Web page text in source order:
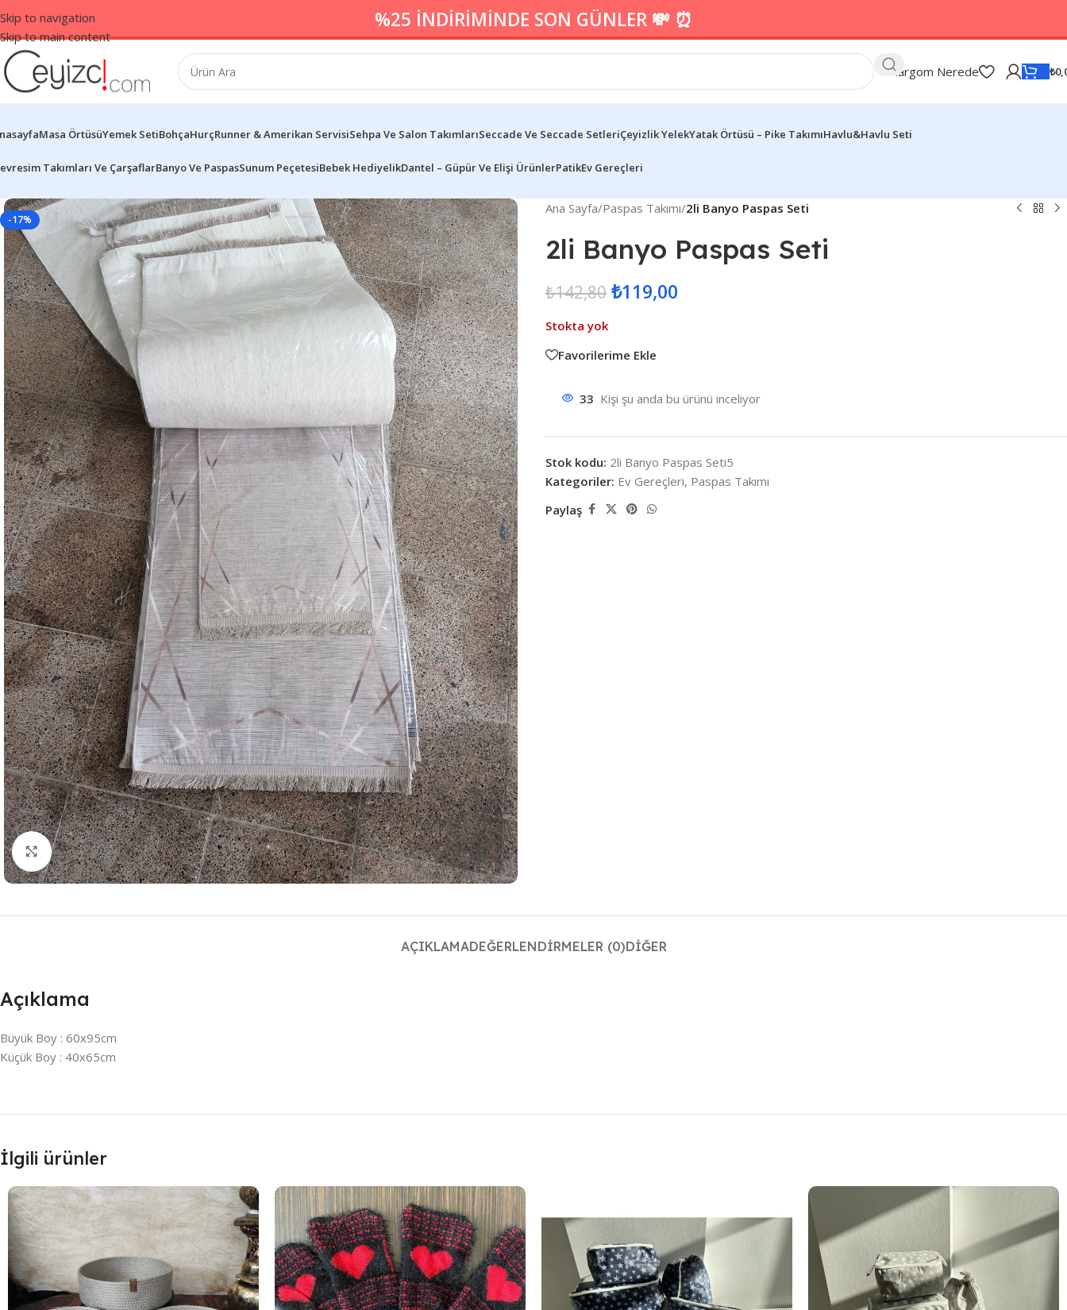
Skip to navigation
Skip to main content
%25 İNDİRİMİNDE SON GÜNLER 💸 ⏰
Kargom Nerede ₺
Masa ÖrtüsüYemek SetiBohçaHurçRunner & Amerikan ServisiSehpa Ve Salon TakımlarıSeccade Ve Seccade SetleriÇeyizlik YelekYatak Örtüsü – Pike TakımıHavlu&Havlu Seti
Takımları Ve ÇarşaflarBanyo Ve PaspasSunum PeçetesiBebek HediyelikDantel – Güpür Ve Elişi ÜrünlerPatikEv Gereçleri
-17%
Resmi Büyüt
Ana Sayfa/Paspas Takımı/2li Banyo Paspas Seti
2li Banyo Paspas Seti
₺142,80 ₺119,00
Stokta yok
Favorilerime Ekle
33 Kişi şu anda bu ürünü inceliyor
Stok kodu: 2li Banyo Paspas Seti5
Kategoriler: Ev Gereçleri, Paspas Takımı
Paylaş
AÇIKLAMADEĞERLENDIRMELER (0)DIĞER
Açıklama
Büyük Boy : 60x95cm
Küçük Boy : 40x65cm
İlgili ürünler